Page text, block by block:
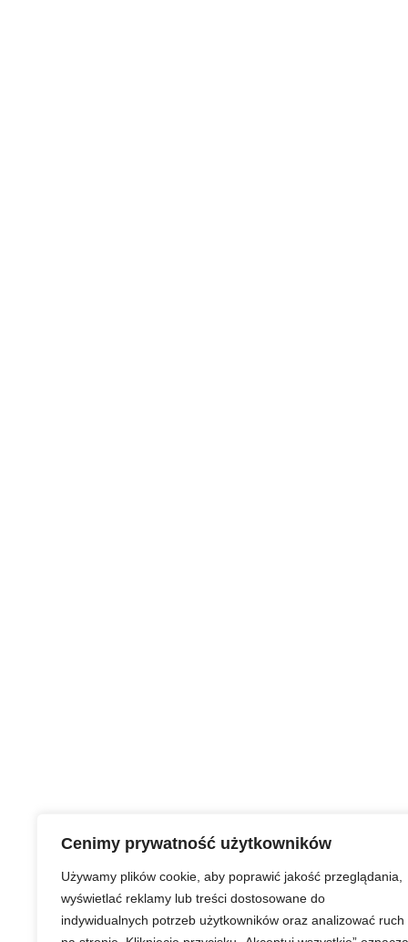
Cenimy prywatność użytkowników
Używamy plików cookie, aby poprawić jakość przeglądania,
wyświetlać reklamy lub treści dostosowane do
indywidualnych potrzeb użytkowników oraz analizować ruch